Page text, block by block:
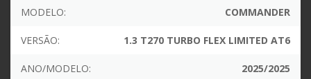
MODELO: COMMANDER
VERSÃO: 1.3 T270 TURBO FLEX LIMITED AT6
ANO/MODELO: 2025/2025